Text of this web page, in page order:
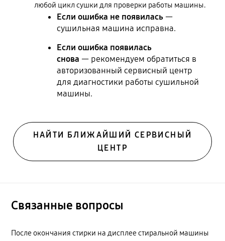
любой цикл сушки для проверки работы машины.
Если ошибка не появилась —
сушильная машина исправна.
Если ошибка появилась
снова — рекомендуем обратиться в
авторизованный сервисный центр
для диагностики работы сушильной
машины.
НАЙТИ БЛИЖАЙШИЙ СЕРВИСНЫЙ
ЦЕНТР
Связанные вопросы
После окончания стирки на дисплее стиральной машины